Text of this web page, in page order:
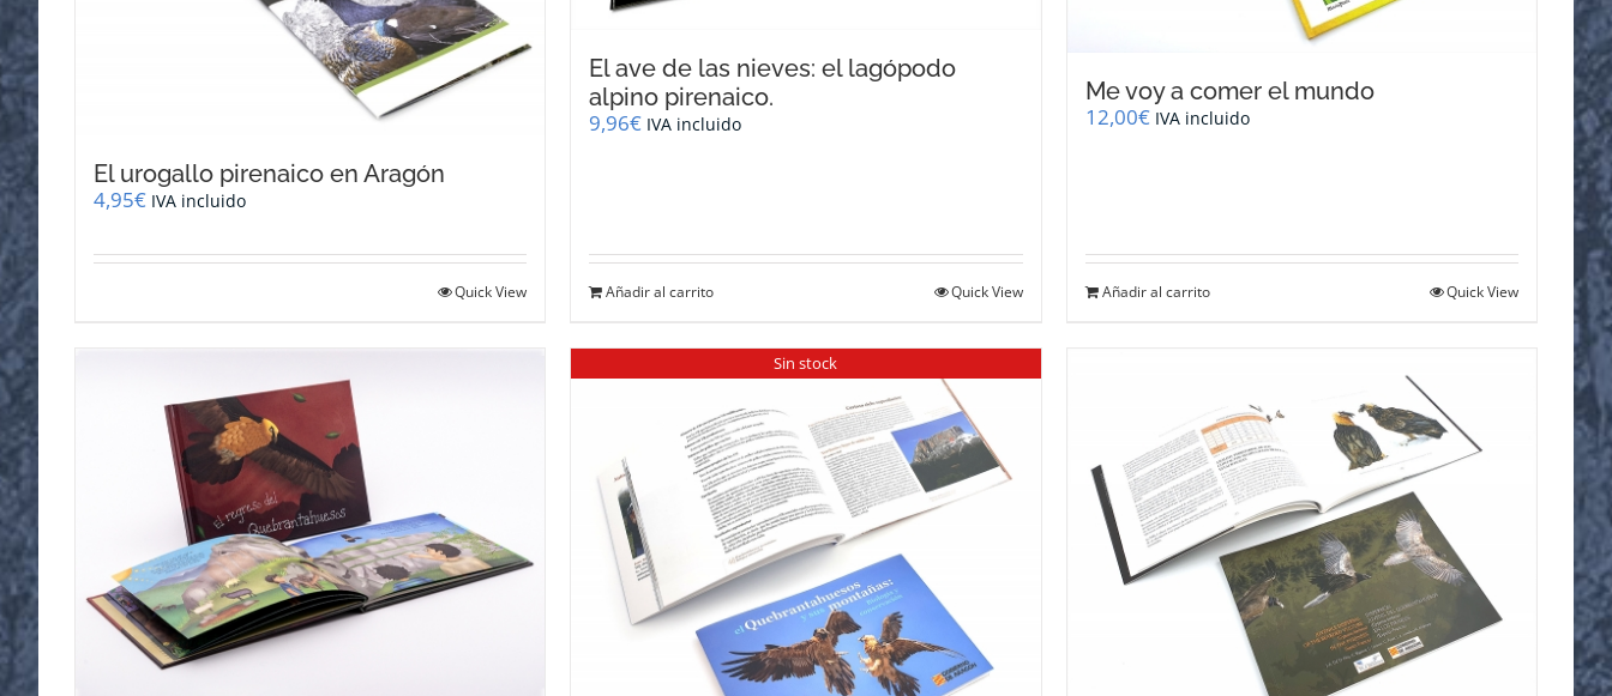
El urogallo pirenaico en Aragón
4,95€ IVA incluido
Quick View
El ave de las nieves: el lagópodo
alpino pirenaico.
9,96€ IVA incluido
Añadir al carrito Quick View
Me voy a comer el mundo
12,00€ IVA incluido
Añadir al carrito Quick View
Sin stock